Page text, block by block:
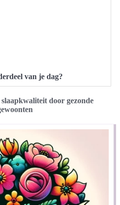
van je dag?
door gezonde